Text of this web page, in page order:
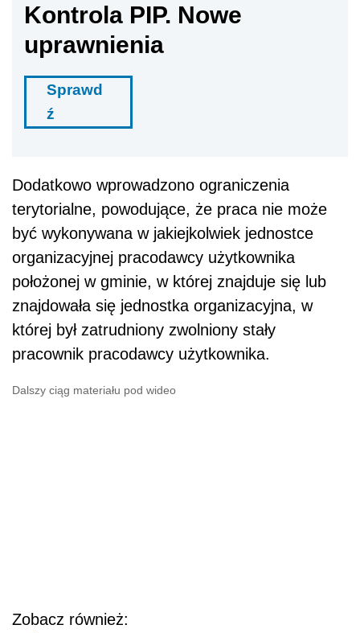
Kontrola PIP. Nowe
uprawnienia
Sprawd
ź
Dodatkowo wprowadzono ograniczenia
terytorialne, powodujące, że praca nie może
być wykonywana w jakiejkolwiek jednostce
organizacyjnej pracodawcy użytkownika
położonej w gminie, w której znajduje się lub
znajdowała się jednostka organizacyjna, w
której był zatrudniony zwolniony stały
pracownik pracodawcy użytkownika.
Dalszy ciąg materiału pod wideo
Zobacz również: